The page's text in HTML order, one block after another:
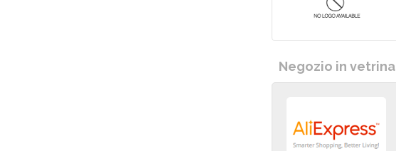
Negozio in vetrina